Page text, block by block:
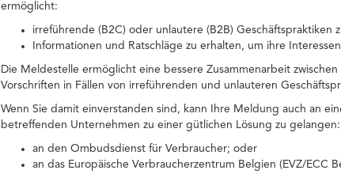
ermöglicht:
irreführende (B2C) oder unlautere (B2B) Geschäftspraktiken
Informationen und Ratschläge zu erhalten, um ihre
Die Meldestelle ermöglicht eine bessere Zusammenarbeit
Vorschriften in Fällen von irreführenden und unlauteren
Wenn Sie damit einverstanden sind, kann Ihre Meldung auch an
betreffenden Unternehmen zu einer gütlichen Lösung zu gelangen:
an den Ombudsdienst für Verbraucher; oder
an das Europäische Verbraucherzentrum Belgien (EVZ/ECC